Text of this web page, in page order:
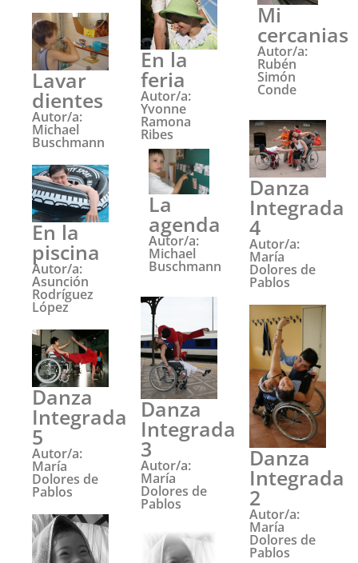
Lavar
dientes
Autor/a:
Michael
Buschmann
En la
piscina
Autor/a:
Asunción
Rodríguez
López
Danza
Integrada
5
Autor/a:
María
Dolores de
Pablos
En la
feria
Autor/a:
Yvonne
Ramona
Ribes
La
agenda
Autor/a:
Michael
Buschmann
Danza
Integrada
3
Autor/a:
María
Dolores de
Pablos
Mi
cercanias
Autor/a:
Rubén
Simón
Conde
Danza
Integrada
4
Autor/a:
María
Dolores de
Pablos
Danza
Integrada
2
Autor/a:
María
Dolores de
Pablos